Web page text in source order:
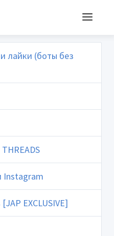
лайки (боты без
Instagram
EXCLUSIVE]